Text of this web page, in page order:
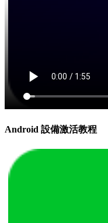
Android 設備激活教程